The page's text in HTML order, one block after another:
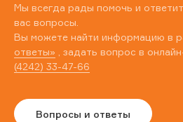
Мы всегда рады помочь и
вас вопросы.
Вы можете найти информацию в
ответы» , задать вопрос в
(4242) 33-47-66
Вопросы и ответы